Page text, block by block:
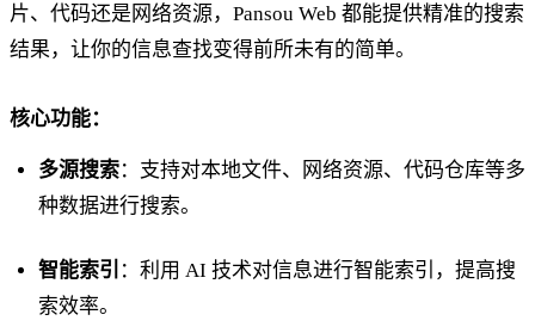
片、代码还是网络资源，Pansou Web 都能提供精准的搜索
结果，让你的信息查找变得前所未有的简单。
核心功能：
多源搜索：支持对本地文件、网络资源、代码仓库等多
种数据进行搜索。
智能索引 ：利用 AI 技术对信息进行智能索引，提高搜
索效率。